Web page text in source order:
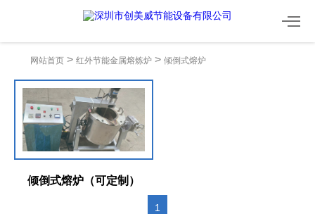
网站首页 >红外节能金属熔炼炉 >倾倒式熔炉
倾倒式熔炉（可定制）
1